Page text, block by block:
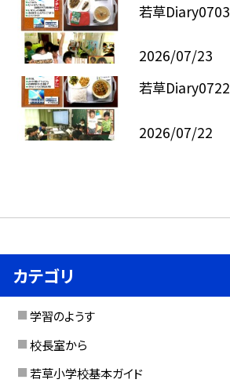
若草Diary0703
2026/07/23
若草Diary0722
2026/07/22
カテゴリ
学習のようす
校長室から
若草小学校基本ガイド